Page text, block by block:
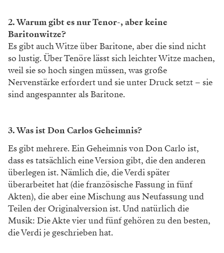
2. Warum gibt es nur Tenor-, aber keine
Baritonwitze?
Es gibt auch Witze über Baritone, aber die sind nicht
so lustig. Über Tenöre lässt sich leichter Witze machen,
weil sie so hoch singen müssen, was große
Nervenstärke erfordert und sie unter Druck setzt – sie
sind angespannter als Baritone.
3. Was ist Don Carlos Geheimnis?
Es gibt mehrere. Ein Geheimnis von Don Carlo ist,
dass es tatsächlich eine Version gibt, die den anderen
überlegen ist. Nämlich die, die Verdi später
überarbeitet hat (die französische Fassung in fünf
Akten), die aber eine Mischung aus Neufassung und
Teilen der Originalversion ist. Und natürlich die
Musik: Die Akte vier und fünf gehören zu den besten,
die Verdi je geschrieben hat.